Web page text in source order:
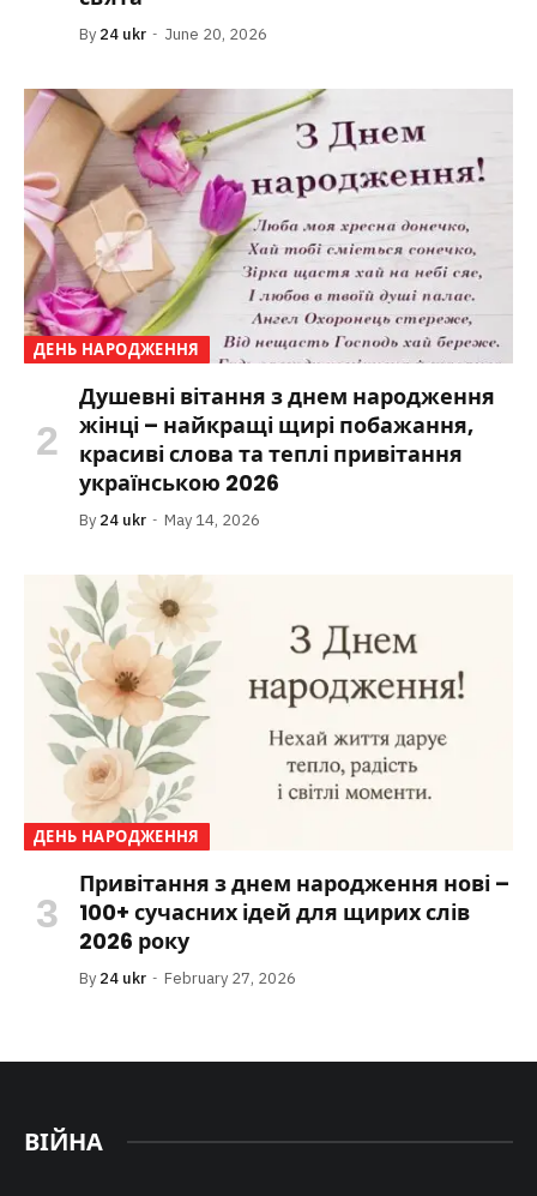
By 24 ukr June 20, 2026
ДЕНЬ НАРОДЖЕННЯ
Душевні вітання з днем народження
жінці – найкращі щирі побажання,
красиві слова та теплі привітання
українською 2026
By 24 ukr May 14, 2026
ДЕНЬ НАРОДЖЕННЯ
Привітання з днем народження нові –
100+ сучасних ідей для щирих слів
2026 року
By 24 ukr February 27, 2026
ВІЙНА